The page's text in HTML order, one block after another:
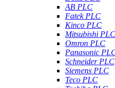
AB PLC
Fatek PLC
Kinco PLC
Mitsubishi PLC
Omron PLC
Panasonic
Schneider PLC
Siemens PLC
Teco PLC